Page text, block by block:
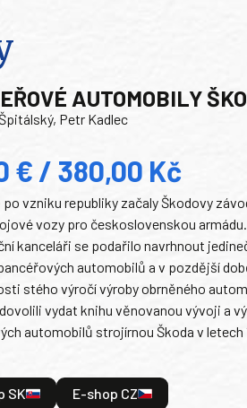
AUTOMOBILY
Petr Kadlec
€ / 380,00 Kč
vzniku republiky začaly Škodovy
vozy pro československou
kanceláři se podařilo navrhnout
automobilů a v pozdější
stého výročí výroby obrněného
vydat knihu věnovanou vývoji a
automobilů strojírnou Škoda v letech
SK E-shop CZ